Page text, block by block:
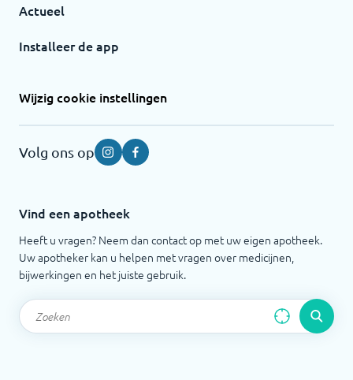
Actueel
Installeer de app
Wijzig cookie instellingen
Volg ons op InstagramFacebook
Vind een apotheek
Heeft u vragen? Neem dan contact op met uw eigen apotheek.
Uw apotheker kan u helpen met vragen over medicijnen,
bijwerkingen en het juiste gebruik.